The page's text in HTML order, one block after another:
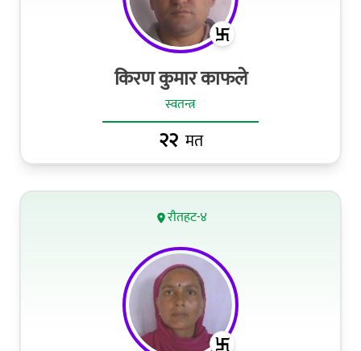
किरण कुमार काफले
स्वतन्त्र
२२ मत
रौतहट-४